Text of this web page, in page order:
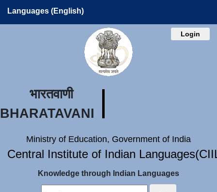
Languages (English)
Login
भारतवाणी
BHARATAVANI
Ministry of Education, Government of India
Central Institute of Indian
Knowledge through Indian Languages